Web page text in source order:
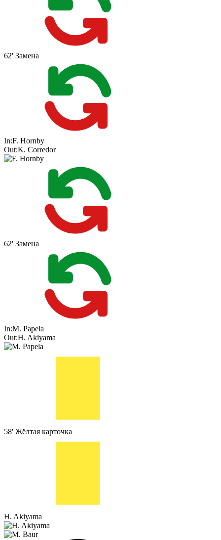
62' Замена
In:F. Hornby
Out:K. Corredor
62' Замена
In:M. Papela
Out:H. Akiyama
58' Жёлтая карточка
H. Akiyama